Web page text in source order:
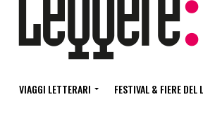
VIAGGI LETTERARI FESTIVAL & FIERE DEL